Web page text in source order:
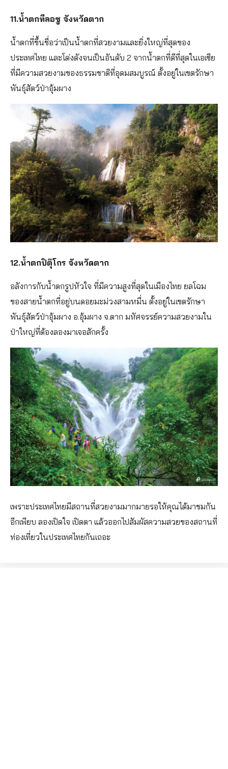
11.น้ำตกทีลอซู จังหวัดตาก
น้ำตกที่ขึ้นชื่อว่าเป็นน้ำตกที่สวยงามและยิ่งใหญ่ที่สุดของ
ประเทศไทย และโด่งดังจนเป็นอันดับ 2 จากน้ำตกที่ดีที่สุดในเอเซีย
ที่มีความสวยงามของธรรมชาติที่อุดมสมบูรณ์ ตั้งอยู่ในเขตรักษา
พันธุ์สัตว์ป่าอุ้มผาง
12.น้ำตกปิตุ๊โกร จังหวัดตาก
อลังการกับน้ำตกรูปหัวใจ ที่มีความสูงที่สุดในเมืองไทย ยลโฉม
ของสายน้ำตกที่อยู่บนดอยมะม่วงสามหมื่น ตั้งอยู่ในเขตรักษา
พันธุ์สัตว์ป่าอุ้มผาง อ.อุ้มผาง จ.ตาก มหัศจรรย์ความสวยงามใน
ป่าใหญ่ที่ต้องลองมาเจอสักครั้ง
เพราะประเทศไทยมีสถานที่สวยงามมากมายรอให้คุณได้มาชมกัน
อีกเพียบ ลองเปิดใจ เปิดตา แล้วออกไปสัมผัสความสวยของสถานที่
ท่องเที่ยวในประเทศไทยกันเถอะ